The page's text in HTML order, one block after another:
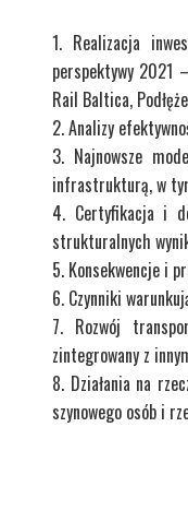
Realizacja
perspektywy 2021
Rail Baltica,
Analizy
Najnowsze
infrastrukturą, w
Certyfikacja i
strukturalnych
Konsekwencje i
Czynniki
Rozwój
zintegrowany z
Działania na
szynowego osób i